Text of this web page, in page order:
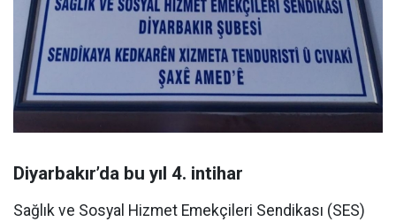
Diyarbakır’da bu yıl 4. intihar
Sağlık ve Sosyal Hizmet Emekçileri Sendikası (SES)